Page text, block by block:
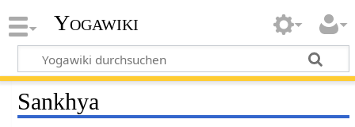
Yogawiki
Sankhya